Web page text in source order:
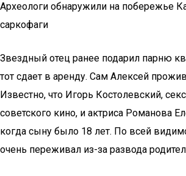
Археологи обнаружили на побережье
саркофаги
Звездный отец ранее подарил парню
тот сдает в аренду. Сам Алексей
Известно, что Игорь Костолевский,
советского кино, и актриса Романова
когда сыну было 18 лет. По всей
очень переживал из-за развода